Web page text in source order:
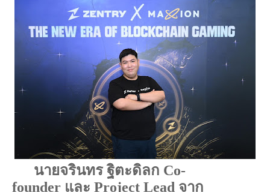
นายจรินทร ฐิตะดิลก Co-
founder และ Project Lead จาก